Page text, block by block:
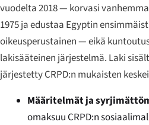
vuodelta 2018 — korvasi
1975 ja edustaa Egyptin
oikeusperustainen — eikä
lakisääteinen järjestelmä. Laki
järjestetty CRPD:n mukaisten
Määritelmät ja
omaksuu CRPD:n